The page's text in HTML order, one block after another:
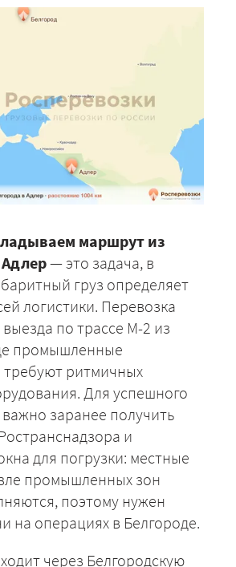
маршрут из
— это задача, в
груз определяет
логистики. Перевозка
по трассе М-2 из
промышленные
ритмичных
Для успешного
важно заранее получить
и
для погрузки: местные
промышленных зон
поэтому нужен
на операциях в Белгороде.
через Белгородскую